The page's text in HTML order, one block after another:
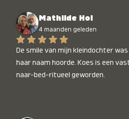
Mathilde Hol
4 maanden geleden
De smile van mijn kleindochter
haar naam hoorde. Koes is een
naar-bed-ritueel geworden.